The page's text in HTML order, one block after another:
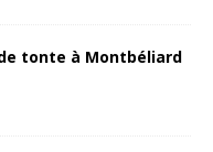
tonte à Montbéliard